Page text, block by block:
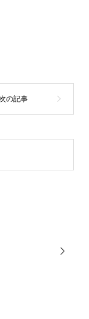
